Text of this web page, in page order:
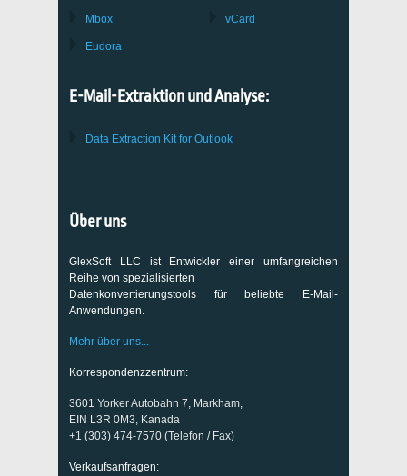
Mbox
Eudora
vCard
E-Mail-Extraktion und Analyse:
Data Extraction Kit for Outlook
Über uns
GlexSoft LLC ist Entwickler einer umfangreichen
Reihe von spezialisierten
Datenkonvertierungstools für beliebte E-Mail-
Anwendungen.
Mehr über uns...
Korrespondenzzentrum:
3601 Yorker Autobahn 7, Markham,
EIN L3R 0M3, Kanada
+1 (303) 474-7570 (Telefon / Fax)
Verkaufsanfragen: